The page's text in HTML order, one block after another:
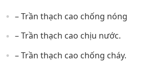
– Trần thạch cao chống nóng
– Trần thạch cao chịu nước.
– Trần thạch cao chống cháy.